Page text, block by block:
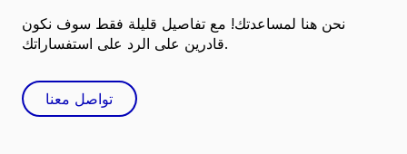
نحن هنا لمساعدتك! مع تفاصيل قليلة فقط سوف نكون
قادرين على الرد على استفساراتك.
تواصل معنا